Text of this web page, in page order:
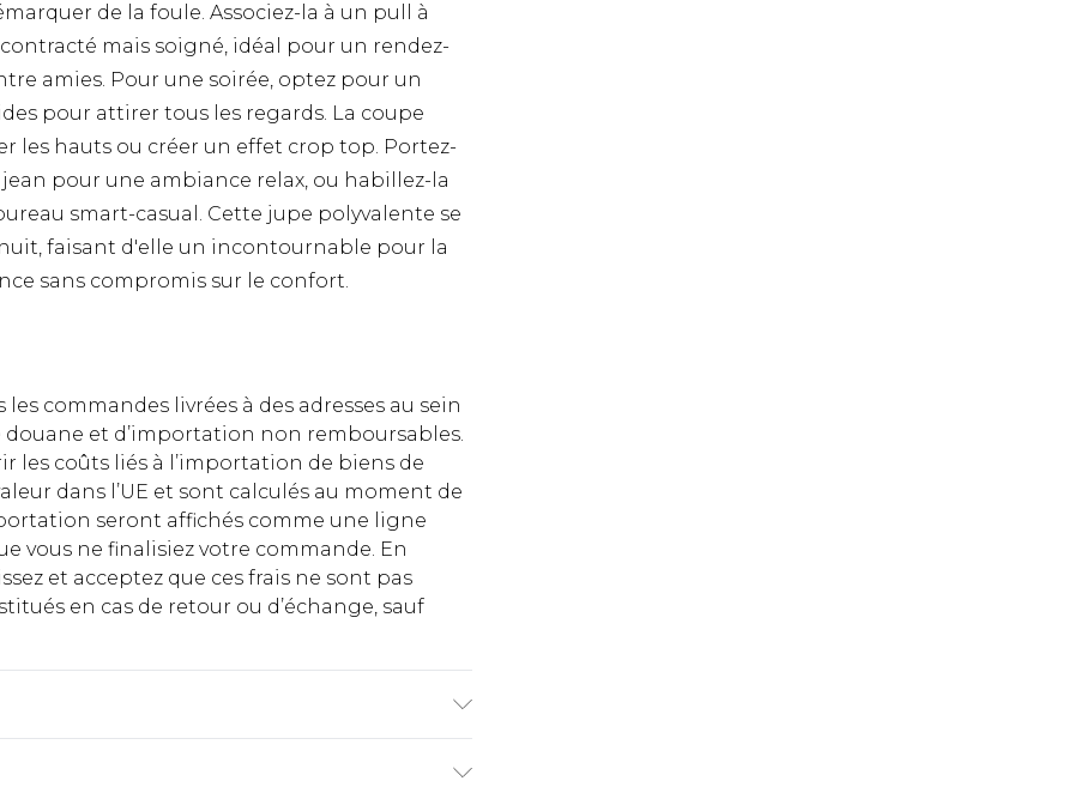
de la foule. Associez-la à un pull à
mais soigné, idéal pour un rendez-
amies. Pour une soirée, optez pour un
pour attirer tous les regards. La coupe
les hauts ou créer un effet crop top. Portez-
jean pour une ambiance relax, ou habillez-la
smart-casual. Cette jupe polyvalente se
faisant d'elle un incontournable pour la
sans compromis sur le confort.
commandes livrées à des adresses au sein
douane et d’importation non remboursables.
les coûts liés à l’importation de biens de
dans l’UE et sont calculés au moment de
seront affichés comme une ligne
vous ne finalisiez votre commande. En
et acceptez que ces frais ne sont pas
en cas de retour ou d’échange, sauf